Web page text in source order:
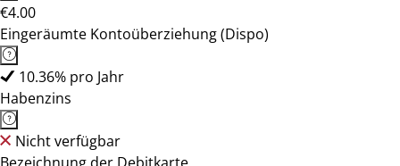
€4.00
Eingeräumte Kontoüberziehung (Dispo)
10.36% pro Jahr
Habenzins
Nicht verfügbar